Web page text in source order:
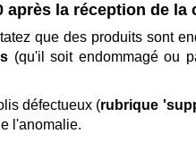
la réception de la
que des produits sont
(qu'il soit endommagé ou
défectueux (rubrique
l'anomalie.